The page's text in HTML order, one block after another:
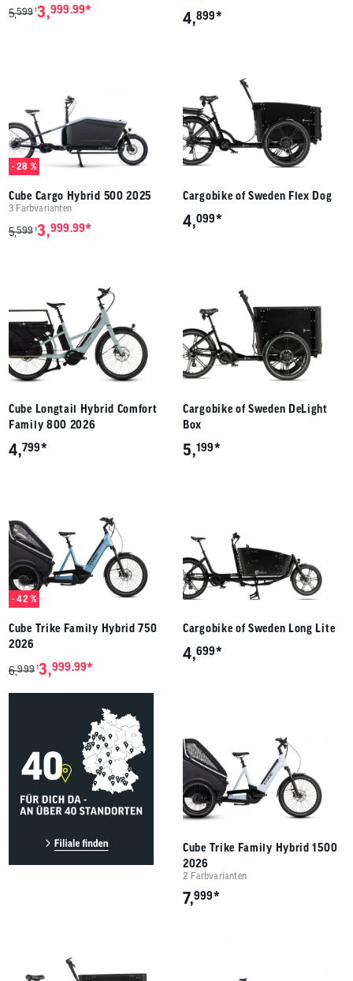
5,599 13,999.99* 4,899*
- 28 %
Cube Cargo Hybrid 500 2025
3 Farbvarianten
5,599 13,999.99*
Cargobike of Sweden Flex Dog
4,099*
Cube Longtail Hybrid Comfort
Family 800 2026
4,799*
Cargobike of Sweden DeLight
Box
5,199*
- 42 %
Cube Trike Family Hybrid 750
2026
6,999 13,999.99*
Cargobike of Sweden Long Lite
4,699*
Cube Trike Family Hybrid 1500
2026
2 Farbvarianten
7,999*